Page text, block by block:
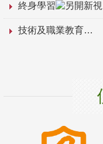
終身學習
技術及職業教育